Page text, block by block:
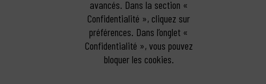
avancés. Dans la section «
Confidentialité », cliquez sur
préférences. Dans l’onglet «
Confidentialité », vous pouvez
bloquer les cookies.